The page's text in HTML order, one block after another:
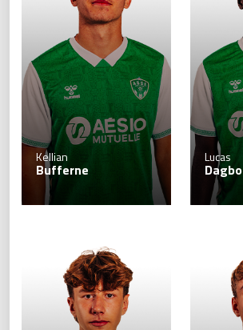
Kellian
Bufferne
Lucas
Dagbo